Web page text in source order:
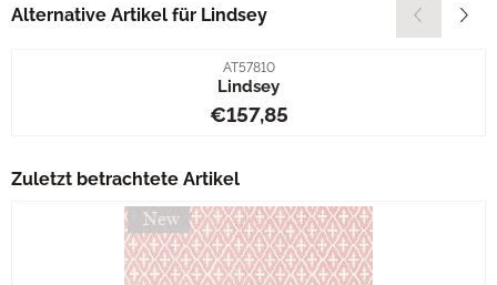
Alternative Artikel für Lindsey
Artikelnummer
AT57810
Lindsey
Preis: 157,85
€157,85
Zuletzt betrachtete Artikel